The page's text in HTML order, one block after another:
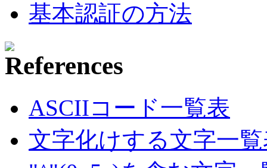
基本認証の方法
ASCIIコード一覧表
文字化けする文字一